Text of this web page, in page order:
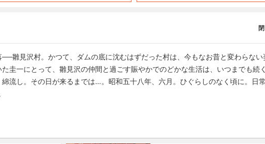
雛見沢村。かつて、ダムの底に沈むはずだった村は、今もなお昔と変わらない
圭一にとって、雛見沢の仲間と過ごす賑やかでのどかな生活は、いつまでも続
流し。その日が来るまでは…。昭和五十八年、六月。ひぐらしのなく頃に。日